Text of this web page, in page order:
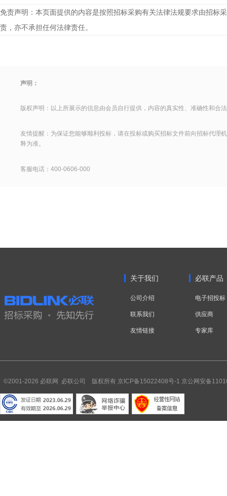
免责声明：本页面提供的内容是按照招标采购有关法律法规要求由招标
责，亦不承担任何法律责任。
声明：
版权声明：以上所展示的信息由会员自行提供，内容的真实性、准确性和合
友情提醒：为保证您能够顺利投标，请在投标或购买招标文件前向招标代理
释为准。
客服电话：400-0606-000
关于我们
公司介绍
联系我们
友情链接
必联产品
电子招投标
供应商
专家库
©2001-2026 必联网 必联公司 版权所有 京ICP备15022408号-1 京公网安备